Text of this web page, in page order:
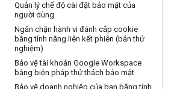
Quản lý chế độ cài đặt bảo mật của
người dùng
Ngăn chặn hành vi đánh cắp cookie
bằng tính năng liên kết phiên (bản thử
nghiệm)
Bảo vệ tài khoản Google Workspace
bằng biện pháp thử thách bảo mật
Bảo vệ doanh nghiệp của bạn bằng tính